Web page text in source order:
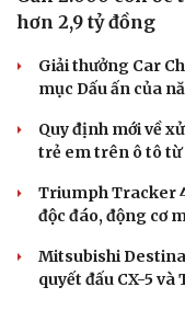
Microsoft tăng
Trung Quốc đưa
nhất thế giới
Meta bị buộc bồi
em
ChatGPT miễn phí
tính năng AI mới